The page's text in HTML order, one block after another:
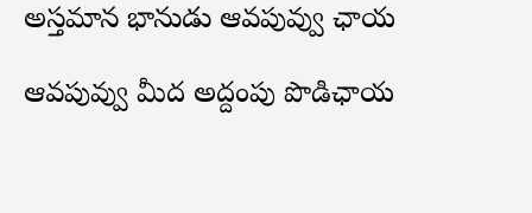
అస్తమాన భానుడు ఆవపువ్వు ఛాయ
ఆవపువ్వు మీద అద్దంపు పొడిఛాయ